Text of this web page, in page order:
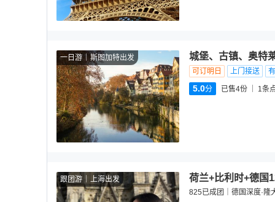
一日游 斯图加特出发 城堡、古镇、奥特
可订明日 上门接送
5.0分 已售4份 1条
跟团游 上海出发 荷兰+比利时+德国
825已成团｜德国深度·隆